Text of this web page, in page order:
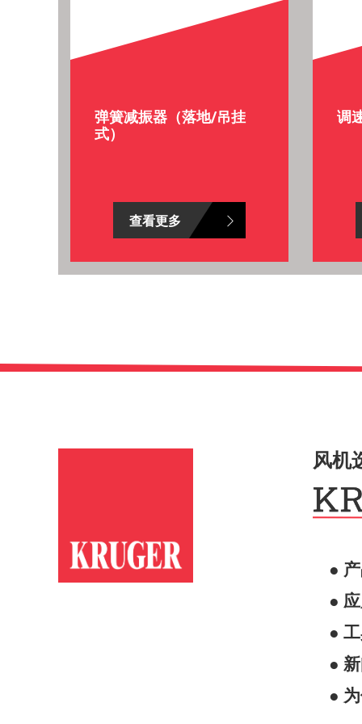
弹簧减振器（落地/吊挂
式）
查看更多
调
风机
●
●
●
●
●